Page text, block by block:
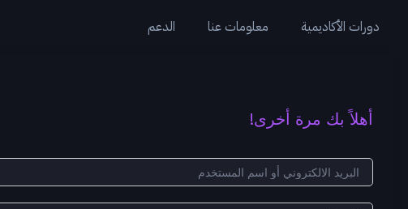
دورات الأكاديمية معلومات عنا الدعم
أهلاً بك مرة أخرى!